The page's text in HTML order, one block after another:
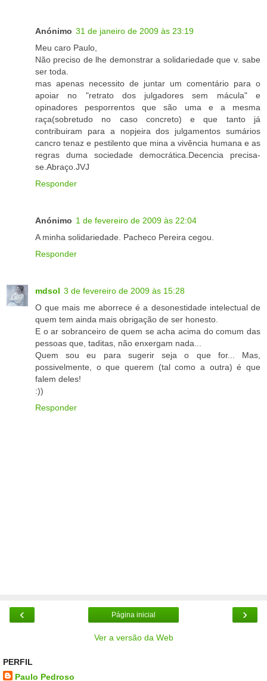
Anónimo 31 de janeiro de 2009 às 23:19
Meu caro Paulo,
Não preciso de lhe demonstrar a solidariedade que v. sabe
ser toda.
mas apenas necessito de juntar um comentário para o
apoiar no "retrato dos julgadores sem mácula" e
opinadores pesporrentos que são uma e a mesma
raça(sobretudo no caso concreto) e que tanto já
contribuiram para a nopjeira dos julgamentos sumários
cancro tenaz e pestilento que mina a vivência humana e as
regras duma sociedade democrática.Decencia precisa-
se.Abraço.JVJ
Responder
Anónimo 1 de fevereiro de 2009 às 22:04
A minha solidariedade. Pacheco Pereira cegou.
Responder
mdsol 3 de fevereiro de 2009 às 15:28
O que mais me aborrece é a desonestidade intelectual de
quem tem ainda mais obrigação de ser honesto.
E o ar sobranceiro de quem se acha acima do comum das
pessoas que, taditas, não enxergam nada...
Quem sou eu para sugerir seja o que for... Mas,
possivelmente, o que querem (tal como a outra) é que
falem deles!
:))
Responder
‹ ›
Página inicial
Ver a versão da Web
PERFIL
Paulo Pedroso